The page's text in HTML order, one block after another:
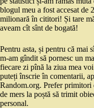
blogul meu a fost accesat de
milionară în cititori! Și tare
aveam cît sînt de bogată!
Pentru asta, și pentru că mai
m-am gîndit să pornesc un
fiecare zi pînă la ziua mea
puteți înscrie în comentarii,
Random.org. Prefer
de mers la poștă să trimit
personal.